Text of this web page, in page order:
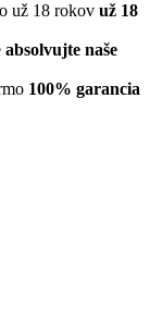
už 18
absolvujte naše
100% garancia